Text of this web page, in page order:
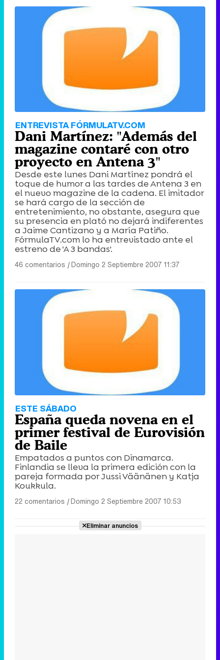
ENTREVISTA FÓRMULATV.COM
Dani Martínez: "Además del
magazine contaré con otro
proyecto en Antena 3"
Desde este lunes Dani Martínez pondrá el
toque de humor a las tardes de Antena 3 en
el nuevo magazine de la cadena. El imitador
se hará cargo de la sección de
entretenimiento, no obstante, asegura que
su presencia en plató no dejará indiferentes
a Jaime Cantizano y a María Patiño.
FórmulaTV.com lo ha entrevistado ante el
estreno de 'A 3 bandas'.
46 comentarios |Domingo 2 Septiembre 2007 11:37
ESTE SÁBADO
España queda novena en el
primer festival de Eurovisión
de Baile
Empatados a puntos con Dinamarca.
Finlandia se lleva la primera edición con la
pareja formada por Jussi Väänänen y Katja
Koukkula.
22 comentarios |Domingo 2 Septiembre 2007 10:53
Eliminar anuncios